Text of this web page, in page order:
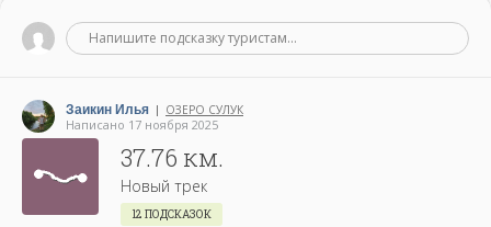
Напишите подсказку туристам...
Заикин Илья | ОЗЕРО СУЛУК
Написано 17 ноября 2025
37.76 км.
Новый трек
12 ПОДСКАЗОК